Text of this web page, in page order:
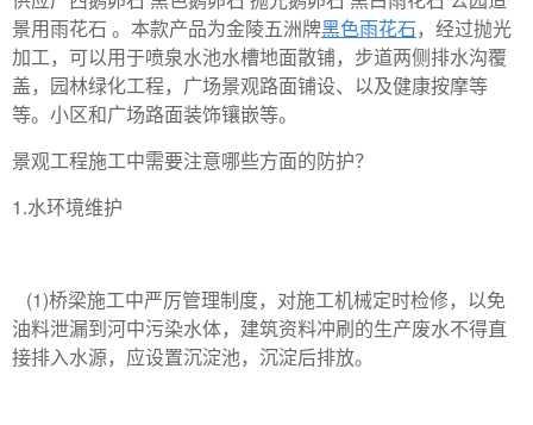
景用雨花石 。本款产品为金陵五洲牌黑色雨花石，经过抛光
加工，可以用于喷泉水池水槽地面散铺，步道两侧排水沟覆
盖，园林绿化工程，广场景观路面铺设、以及健康按摩等
等。小区和广场路面装饰镶嵌等。
景观工程施工中需要注意哪些方面的防护？
1.水环境维护
(1)桥梁施工中严厉管理制度，对施工机械定时检修，以免
油料泄漏到河中污染水体，建筑资料冲刷的生产废水不得直
接排入水源，应设置沉淀池，沉淀后排放。